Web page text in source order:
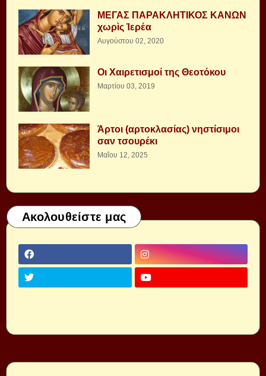
ΜΕΓΑΣ ΠΑΡΑΚΛΗΤΙΚΟΣ ΚΑΝΩΝ
χωρὶς Ἱερέα
Αυγούστου 02, 2020
Οι Χαιρετισμοί της Θεοτόκου
Μαρτίου 03, 2019
Άρτοι (αρτοκλασίας) νηστίσιμοι
σαν τσουρέκι
Μαΐου 12, 2025
Ακολουθείστε μας